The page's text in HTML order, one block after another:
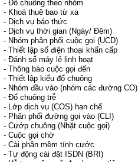
- Đổ chuông theo nhóm
- Khoá thuê bao từ xa
- Dịch vụ báo thức
- Dịch vụ thời gian (Ngày/ Đêm)
- Nhóm phân phối cuộc gọi (UCD)
- Thiết lập số điện thoại khẩn cấp
- Đánh số máy lẻ linh hoạt
- Thông báo cuộc gọi đến
- Thiết lập kiểu đổ chuông
- Nhóm đầu vào (nhóm các đường CO)
- Đổ chuông trễ
- Lớp dịch vụ (COS) hạn chế
- Phân phối đường gọi vào (CLI)
- Cướp chuông (Nhặt cuộc gọi)
- Cuộc gọi chờ
- Cài phần mềm tính cước
- Tự động cài đặt ISDN (BRI)